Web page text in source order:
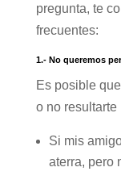
pregunta, te
frecuentes:
1.- No queremos
Es posible
o no resultarte
Si mis
aterra, pero